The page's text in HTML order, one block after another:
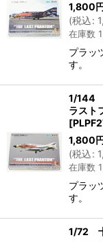
1,800
(税込:
在庫数
プラッ
す。
1/144
ラスト
[
1,800
(税込:
在庫数
プラッ
す。
1/72